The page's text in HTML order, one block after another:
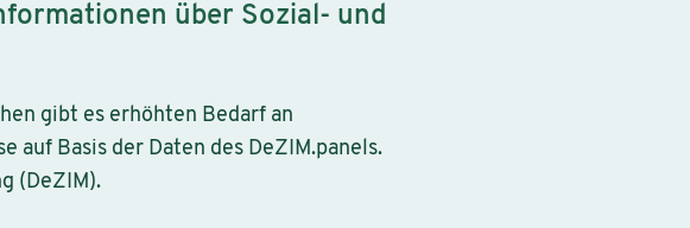
über Sozial- und
gibt es erhöhten Bedarf an
auf Basis der Daten des DeZIM.panels.
(DeZIM).